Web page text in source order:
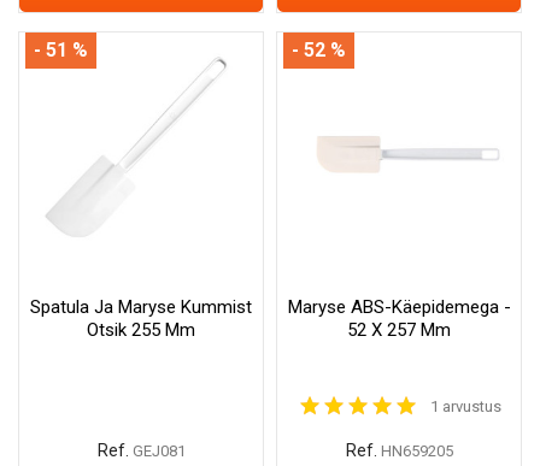
Spatula Ja Maryse Kummist
Otsik 255 Mm
Ref. GEJ081
- 51 %
Maryse ABS-Käepidemega -
52 X 257 Mm
1 arvustus
Ref. HN659205
- 52 %